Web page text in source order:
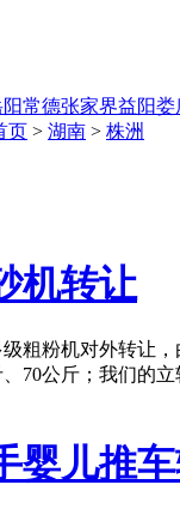
常德张家界益阳娄
页 > 湖南 > 株洲
机转让
粗粉机对外转让
70公斤；我们的
婴儿推